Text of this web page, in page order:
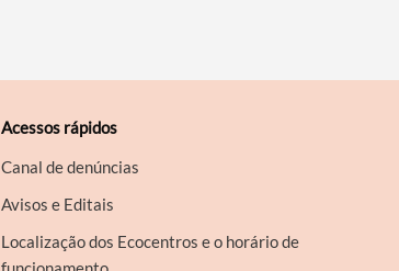
Acessos rápidos
Canal de denúncias
Avisos e Editais
Localização dos Ecocentros e o horário de